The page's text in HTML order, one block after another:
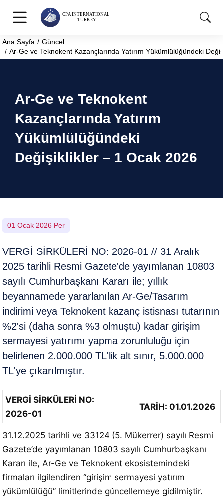
You are here:
Ana Sayfa
Güncel
Ar-Ge ve Teknokent Kazançlarında Yatırım Yükümlülüğündeki
Ar-Ge ve Teknokent
Kazançlarında Yatırım
Yükümlülüğündeki
Değişiklikler – 1 Ocak 2026
01 Ocak 2026 Per
VERGİ SİRKÜLERİ NO: 2026-01 // 31 Aralık
2025 tarihli Resmi Gazete'de yayımlanan 10803
sayılı Cumhurbaşkanı Kararı ile; yıllık
beyannamede yararlanılan Ar-Ge/Tasarım
indirimi veya Teknokent kazanç istisnası tutarının
%2'si (daha sonra %3 olmuştu) kadar girişim
sermayesi yatırımı yapma zorunluluğu için
belirlenen 2.000.000 TL'lik alt sınır, 5.000.000
TL'ye çıkarılmıştır.
VERGİ SİRKÜLERİ NO:
2026-01
TARİH: 01.01.2026
31.12.2025 tarihli ve 33124 (5. Mükerrer) sayılı Resmi
Gazete’de yayımlanan 10803 sayılı Cumhurbaşkanı
Kararı ile, Ar-Ge ve Teknokent ekosistemindeki
firmaları ilgilendiren “girişim sermayesi yatırım
yükümlülüğü” limitlerinde güncellemeye gidilmiştir.